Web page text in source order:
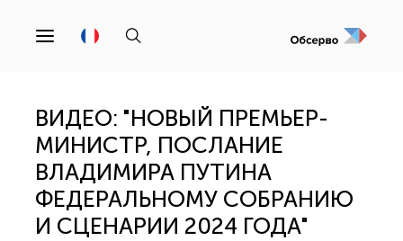
ВИДЕО: "НОВЫЙ ПРЕМЬЕР-
МИНИСТР, ПОСЛАНИЕ
ВЛАДИМИРА ПУТИНА
ФЕДЕРАЛЬНОМУ СОБРАНИЮ
И СЦЕНАРИИ 2024 ГОДА"